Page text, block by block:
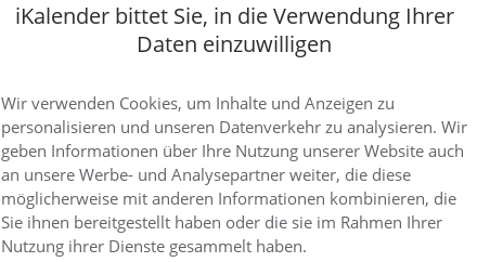
Länge und Zeitraum
Der Zeitraum der Pfingstferien liegt in der Regel
Pfingstwochenende oder Himmelfahrt. Die Länge der
Bundesländern stark, während Bayern und Baden-
Ferien haben, gibt es in anderen Bundesländern an
iKalender bittet Sie, in die Verwendung Ihrer
Daten einzuwilligen
Wir verwenden Cookies, um Inhalte und Anzeigen zu
personalisieren und unseren Datenverkehr zu analysieren. Wir
geben Informationen über Ihre Nutzung unserer Website auch
an unsere Werbe- und Analysepartner weiter, die diese
möglicherweise mit anderen Informationen kombinieren, die
Sie ihnen bereitgestellt haben oder die sie im Rahmen Ihrer
Nutzung ihrer Dienste gesammelt haben.